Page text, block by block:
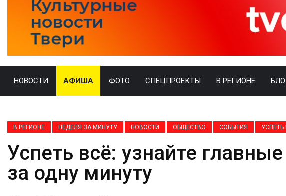
НОВОСТИ АФИША ФОТО СПЕЦПРОЕКТЫ В РЕГИОНЕ
В РЕГИОНЕ НЕДЕЛЯ ЗА МИНУТУ НОВОСТИ ОБЩЕСТВО СОБЫТИЯ УСПЕТЬ
Успеть всё: узнайте
за одну минуту